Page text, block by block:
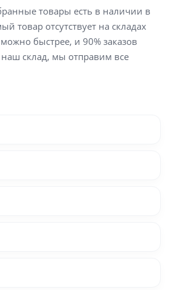
товары есть в наличии в
товар отсутствует на складах
быстрее, и 90% заказов
наш склад, мы отправим все